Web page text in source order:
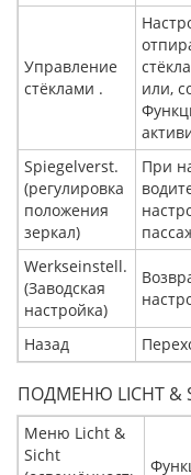
Управление
стёклами .
или,
Spiegelverst.
(регулировка
положения
зеркал)
При
Werkseinstell.
(Заводская
настройка)
Назад
ПОДМЕНЮ LICHT &
Меню Licht &
Sicht